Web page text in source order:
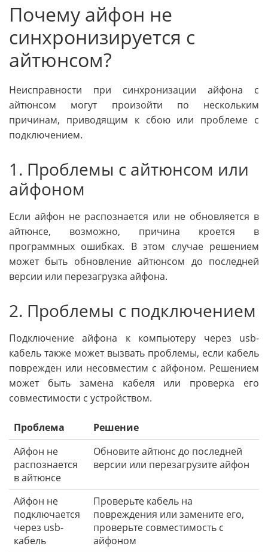
Почему айфон не
синхронизируется с
айтюнсом?
Неисправности при синхронизации айфона с
айтюнсом могут произойти по нескольким
причинам, приводящим к сбою или проблеме с
подключением.
1. Проблемы с айтюнсом или
айфоном
Если айфон не распознается или не обновляется в
айтюнсе, возможно, причина кроется в
программных ошибках. В этом случае решением
может быть обновление айтюнсом до последней
версии или перезагрузка айфона.
2. Проблемы с подключением
Подключение айфона к компьютеру через usb-
кабель также может вызвать проблемы, если кабель
поврежден или несовместим с айфоном. Решением
может быть замена кабеля или проверка его
совместимости с устройством.
Проблема
Решение
Айфон не
распознается
в айтюнсе
Обновите айтюнс до последней
версии или перезагрузите айфон
Айфон не
подключается
через usb-
кабель
Проверьте кабель на
повреждения или замените его,
проверьте совместимость с
айфоном